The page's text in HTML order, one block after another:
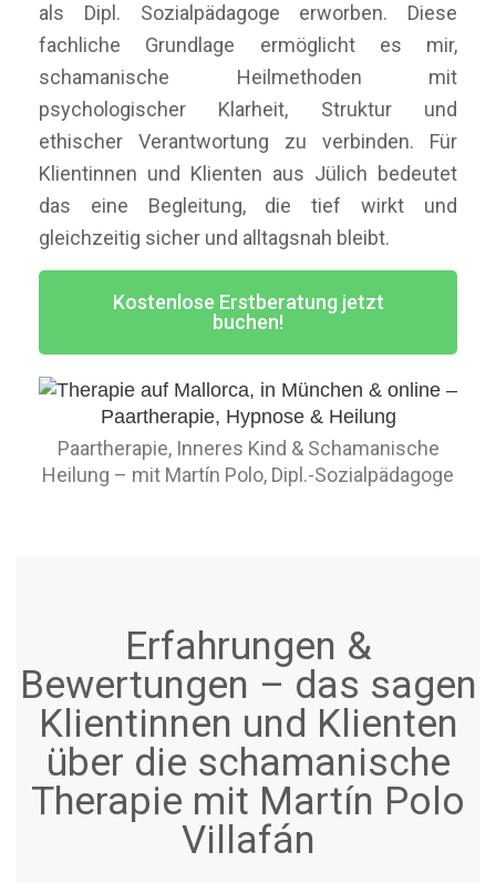
als Dipl. Sozialpädagoge erworben. Diese
fachliche Grundlage ermöglicht es mir,
schamanische Heilmethoden mit
psychologischer Klarheit, Struktur und
ethischer Verantwortung zu verbinden. Für
Klientinnen und Klienten aus Jülich bedeutet
das eine Begleitung, die tief wirkt und
gleichzeitig sicher und alltagsnah bleibt.
Kostenlose Erstberatung jetzt
buchen!
Paartherapie, Inneres Kind & Schamanische
Heilung – mit Martín Polo, Dipl.-Sozialpädagoge
Erfahrungen &
Bewertungen – das sagen
Klientinnen und Klienten
über die schamanische
Therapie mit Martín Polo
Villafán